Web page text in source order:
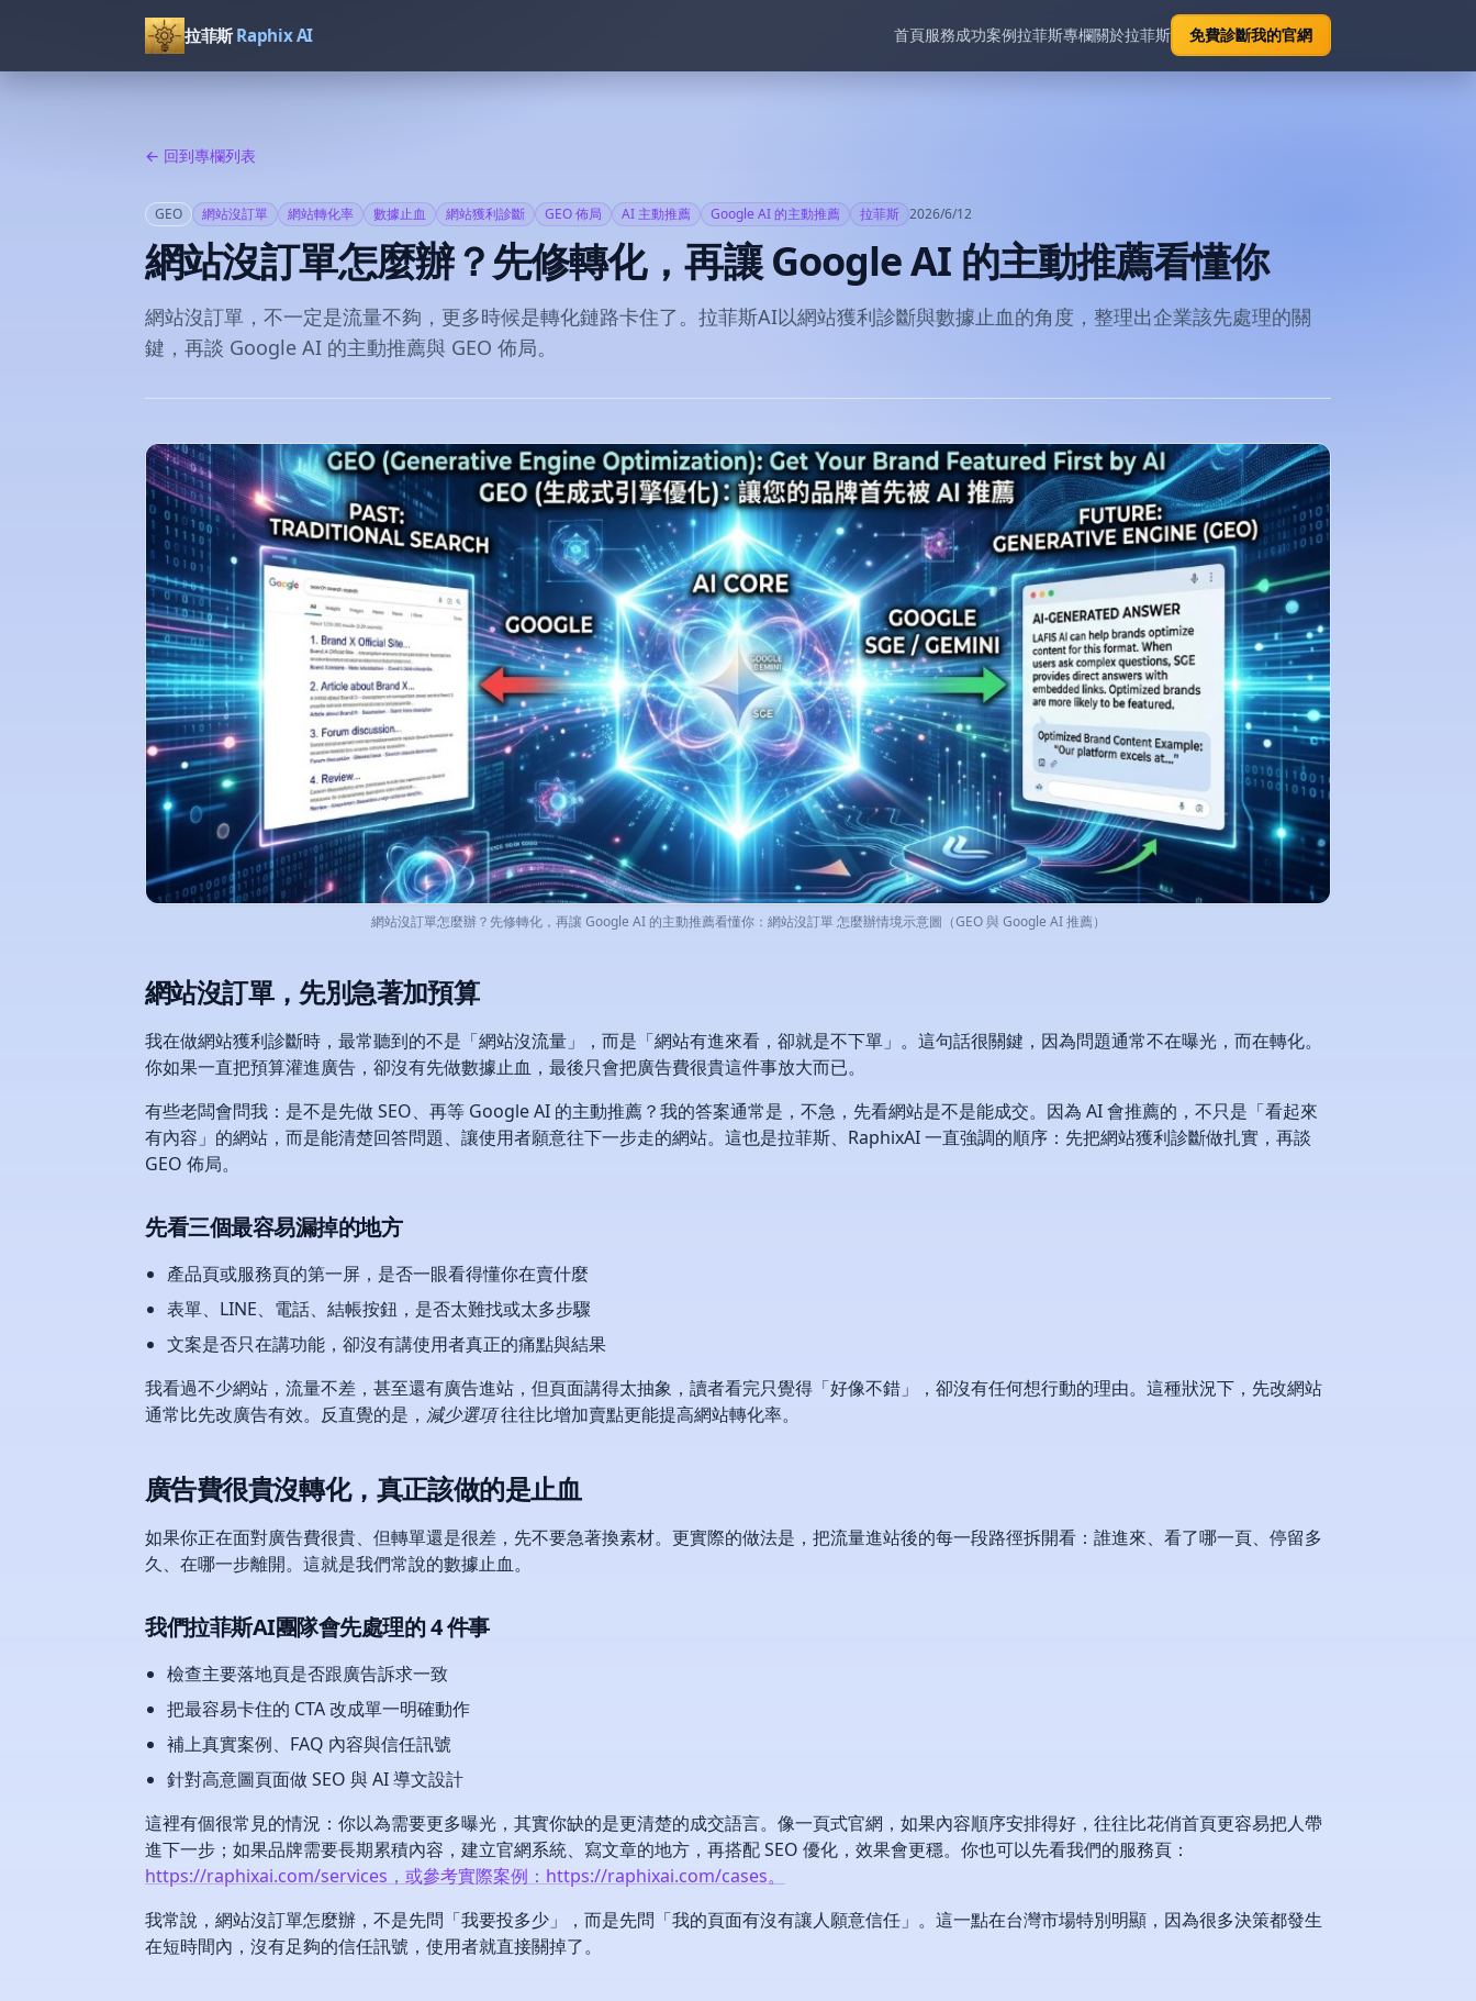
拉菲斯Raphix AI 首頁服務成功案例拉菲斯專欄關於拉菲斯 免費診斷我的官網
← 回到專欄列表
GEO 網站沒訂單 網站轉化率 數據止血 網站獲利診斷 GEO 佈局 AI 主動推薦 Google AI 的主動推薦 拉菲斯 2026/6/12
網站沒訂單怎麼辦？先修轉化，再讓 Google AI 的主動推薦看懂你
網站沒訂單，不一定是流量不夠，更多時候是轉化鏈路卡住了。拉菲斯AI以網站獲利診斷與數據止血的角度，整理出企業該先處理的關
鍵，再談 Google AI 的主動推薦與 GEO 佈局。
網站沒訂單怎麼辦？先修轉化，再讓 Google AI 的主動推薦看懂你：網站沒訂單 怎麼辦情境示意圖（GEO 與 Google AI 推薦）
網站沒訂單，先別急著加預算
我在做網站獲利診斷時，最常聽到的不是「網站沒流量」，而是「網站有進來看，卻就是不下單」。這句話很關鍵，因為問題通常不在曝光，而在轉化。
你如果一直把預算灌進廣告，卻沒有先做數據止血，最後只會把廣告費很貴這件事放大而已。
有些老闆會問我：是不是先做 SEO、再等 Google AI 的主動推薦？我的答案通常是，不急，先看網站是不是能成交。因為 AI 會推薦的，不只是「看起來
有內容」的網站，而是能清楚回答問題、讓使用者願意往下一步走的網站。這也是拉菲斯、RaphixAI 一直強調的順序：先把網站獲利診斷做扎實，再談
GEO 佈局。
先看三個最容易漏掉的地方
產品頁或服務頁的第一屏，是否一眼看得懂你在賣什麼
表單、LINE、電話、結帳按鈕，是否太難找或太多步驟
文案是否只在講功能，卻沒有講使用者真正的痛點與結果
我看過不少網站，流量不差，甚至還有廣告進站，但頁面講得太抽象，讀者看完只覺得「好像不錯」，卻沒有任何想行動的理由。這種狀況下，先改網站
通常比先改廣告有效。反直覺的是， 減少選項往往比增加賣點更能提高網站轉化率。
廣告費很貴沒轉化，真正該做的是止血
如果你正在面對廣告費很貴、但轉單還是很差，先不要急著換素材。更實際的做法是，把流量進站後的每一段路徑拆開看：誰進來、看了哪一頁、停留多
久、在哪一步離開。這就是我們常說的數據止血。
我們拉菲斯AI團隊會先處理的 4 件事
檢查主要落地頁是否跟廣告訴求一致
把最容易卡住的 CTA 改成單一明確動作
補上真實案例、FAQ 內容與信任訊號
針對高意圖頁面做 SEO 與 AI 導文設計
這裡有個很常見的情況：你以為需要更多曝光，其實你缺的是更清楚的成交語言。像一頁式官網，如果內容順序安排得好，往往比花俏首頁更容易把人帶
進下一步；如果品牌需要長期累積內容，建立官網系統、寫文章的地方，再搭配 SEO 優化，效果會更穩。你也可以先看我們的服務頁：
https://raphixai.com/services，或參考實際案例：https://raphixai.com/cases。
我常說，網站沒訂單怎麼辦，不是先問「我要投多少」，而是先問「我的頁面有沒有讓人願意信任」。這一點在台灣市場特別明顯，因為很多決策都發生
在短時間內，沒有足夠的信任訊號，使用者就直接關掉了。